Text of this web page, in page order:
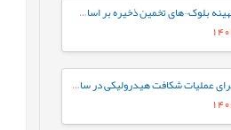
طراحی اندازه و ابعاد بهینه بلوک¬های تخمین ذخیره بر اساس معیارهای مختلف (مورد مطالعه: کانسار طلای زرزیمای موچش)
انتخاب پهنه مناسب برای عملیات شکافت هیدرولیکی در سازندهای ایلام و سروک در یکی از چاه-های نفتی میادین جنوب غربی ایران